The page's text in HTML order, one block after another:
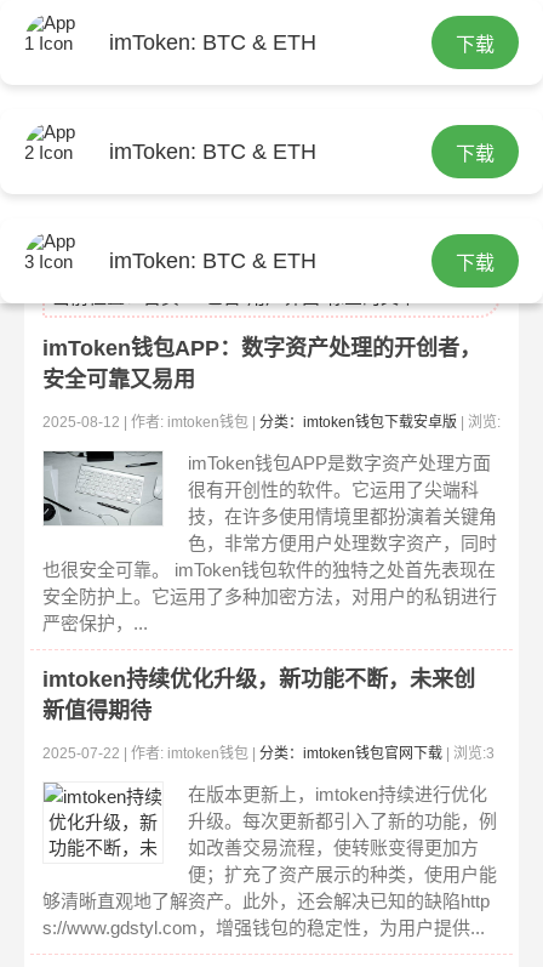
imToken: BTC & ETH 下载
imToken: BTC & ETH 下载
imToken: BTC & ETH 下载
imToken钱包APP：数字资产处理的开创者，
安全可靠又易用
2025-08-12 | 作者: imtoken钱包 | 分类：imtoken钱包下载安卓版 | 浏览:
343
imToken钱包APP是数字资产处理方面
很有开创性的软件。它运用了尖端科
技，在许多使用情境里都扮演着关键角
色，非常方便用户处理数字资产，同时
也很安全可靠。 imToken钱包软件的独特之处首先表现在
安全防护上。它运用了多种加密方法，对用户的私钥进行
严密保护，...
imtoken持续优化升级，新功能不断，未来创
新值得期待
2025-07-22 | 作者: imtoken钱包 | 分类：imtoken钱包官网下载 | 浏览:3
10
在版本更新上，imtoken持续进行优化
升级。每次更新都引入了新的功能，例
如改善交易流程，使转账变得更加方
便；扩充了资产展示的种类，使用户能
够清晰直观地了解资产。此外，还会解决已知的缺陷http
s://www.gdstyl.com，增强钱包的稳定性，为用户提供...